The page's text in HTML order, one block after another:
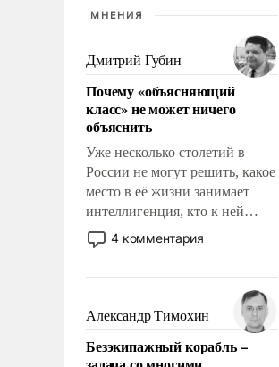
МНЕНИЯ
Дмитрий Губин
Почему «объясняющий
класс» не может ничего
объяснить
Уже несколько столетий в
России не могут решить, какое
место в её жизни занимает
интеллигенция, кто к ней
принадлежит, а кого из неё
исключили с правом
чем она отличается от просто
образованных людей. Иногда
казалось, что эти вопросы
решены раз и навсегда, но –
4 комментария
Александр Тимохин
Безэкипажный корабль –